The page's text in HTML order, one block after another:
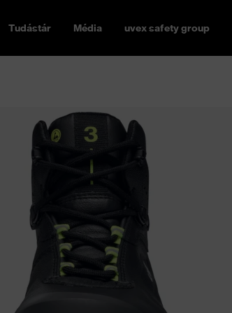
Tudástár Média uvex safety group